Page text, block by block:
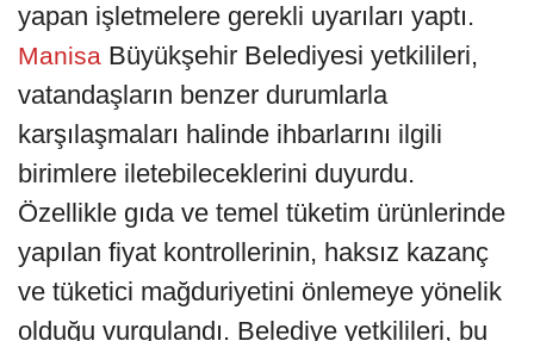
yapan işletmelere gerekli uyarıları yaptı.
Manisa Büyükşehir Belediyesi yetkilileri,
vatandaşların benzer durumlarla
karşılaşmaları halinde ihbarlarını ilgili
birimlere iletebileceklerini duyurdu.
Özellikle gıda ve temel tüketim ürünlerinde
yapılan fiyat kontrollerinin, haksız kazanç
ve tüketici mağduriyetini önlemeye yönelik
olduğu vurgulandı. Belediye yetkilileri, bu